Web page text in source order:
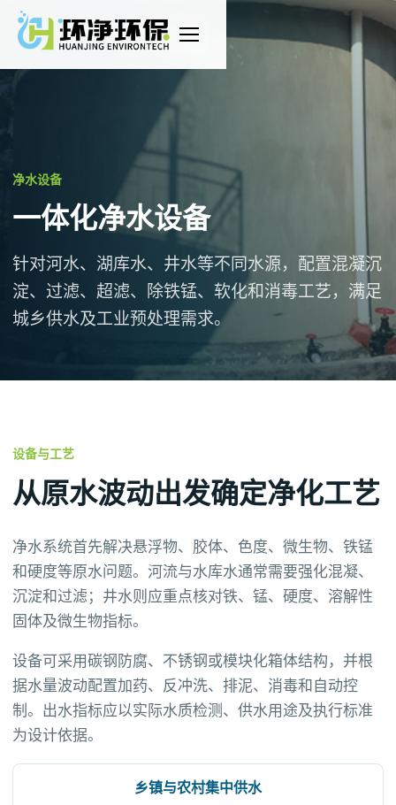
净水设备
一体化净水设备
针对河水、湖库水、井水等不同水源，配置混凝沉
淀、过滤、超滤、除铁锰、软化和消毒工艺，满足
城乡供水及工业预处理需求。
设备与工艺
从原水波动出发确定净化工艺
净水系统首先解决悬浮物、胶体、色度、微生物、铁锰
和硬度等原水问题。河流与水库水通常需要强化混凝、
沉淀和过滤；井水则应重点核对铁、锰、硬度、溶解性
固体及微生物指标。
设备可采用碳钢防腐、不锈钢或模块化箱体结构，并根
据水量波动配置加药、反冲洗、排泥、消毒和自动控
制。出水指标应以实际水质检测、供水用途及执行标准
为设计依据。
乡镇与农村集中供水